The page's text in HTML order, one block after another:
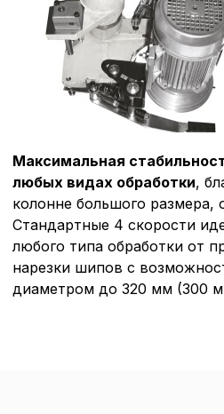
Максимальная
любых видах обработки,
колонне большого размера,
Стандартные 4 скорости
любого типа обработки от
нарезки шипов с
диаметром до 320 мм (300